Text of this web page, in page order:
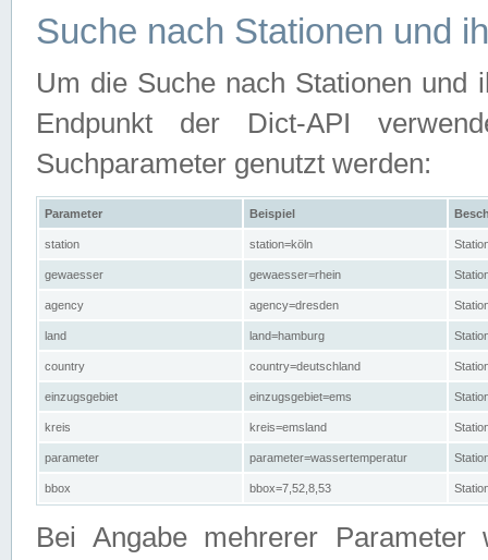
Suche nach Stationen und
Um die Suche nach Stationen und
Endpunkt der Dict-API
Suchparameter genutzt werden:
Parameter Beispiel
station station=köln
gewaesser gewaesser=rhein
agency agency=dresden
land land=hamburg
country country=deutschland
einzugsgebiet einzugsgebiet=ems
kreis kreis=emsland
parameter parameter=wassertemperatur
bbox bbox=7,52,8,53
Bei Angabe mehrerer Parameter